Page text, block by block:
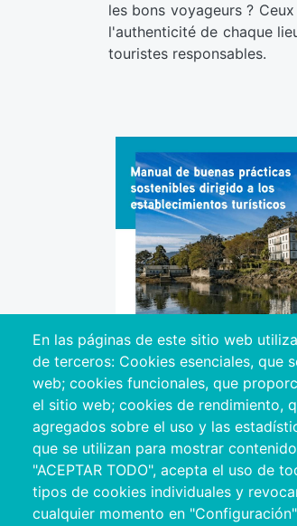
les bons voyageurs ?
l'authenticité de chaque
touristes responsables.
Cliquez sur l'image pour
Manuel pour les
touristiques.
En las páginas de este sitio web
de terceros: Cookies esenciales, que
web; cookies funcionales, que
el sitio web; cookies de rendimiento,
agregados sobre el uso y las
que se utilizan para mostrar
"ACEPTAR TODO", acepta el uso de
tipos de cookies individuales y
cualquier momento en